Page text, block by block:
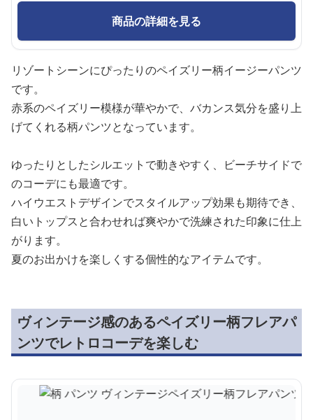
商品の詳細を見る
リゾートシーンにぴったりのペイズリー柄イージーパンツ
です。
赤系のペイズリー模様が華やかで、バカンス気分を盛り上
げてくれる柄パンツとなっています。
ゆったりとしたシルエットで動きやすく、ビーチサイドで
のコーデにも最適です。
ハイウエストデザインでスタイルアップ効果も期待でき、
白いトップスと合わせれば爽やかで洗練された印象に仕上
がります。
夏のお出かけを楽しくする個性的なアイテムです。
ヴィンテージ感のあるペイズリー柄フレアパ
ンツでレトロコーデを楽しむ